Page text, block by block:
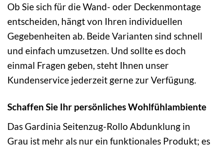
Ob Sie sich für die Wand- oder Deckenmontage
entscheiden, hängt von Ihren individuellen
Gegebenheiten ab. Beide Varianten sind schnell
und einfach umzusetzen. Und sollte es doch
einmal Fragen geben, steht Ihnen unser
Kundenservice jederzeit gerne zur Verfügung.
Schaffen Sie Ihr persönliches Wohlfühlambiente
Das Gardinia Seitenzug-Rollo Abdunklung in
Grau ist mehr als nur ein funktionales Produkt; es